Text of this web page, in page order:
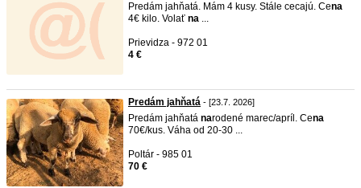
Predám jahňatá. Mám 4 kusy. Stále cecajú. Cena
4€ kilo. Volať na ...
Prievidza - 972 01
4 €
Predám jahňatá - [23.7. 2026]
Predám jahňatá narodené marec/apríl. Cena
70€/kus. Váha od 20-30 ...
Poltár - 985 01
70 €